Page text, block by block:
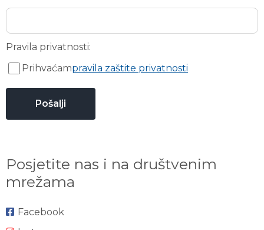
Pravila privatnosti:
Prihvaćampravila zaštite privatnosti
Posjetite nas i na društvenim
mrežama
Facebook